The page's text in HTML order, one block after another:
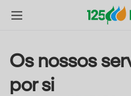
Os nossos
por si